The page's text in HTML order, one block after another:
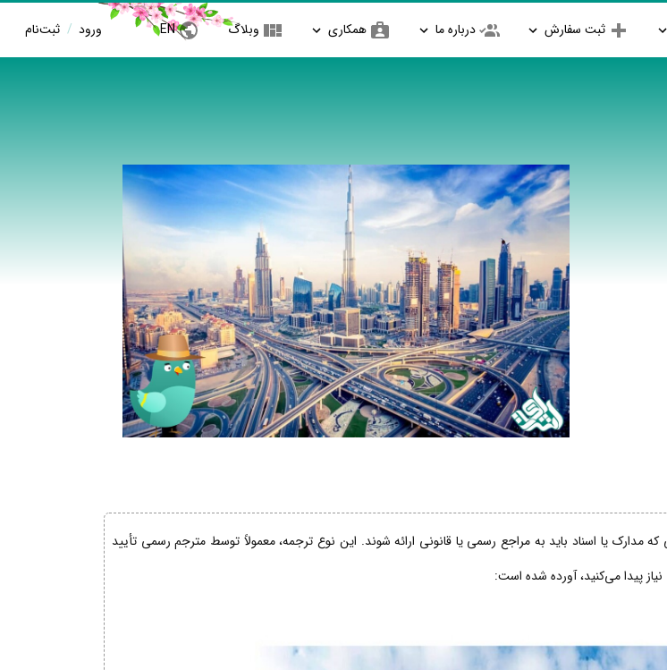
ثبت سفارش درباره ما همکاری وبلاگ EN ورود / ثبت‌نام
مدارک یا اسناد باید به مراجع رسمی یا قانونی ارائه شوند. این نوع ترجمه، معمولاً توسط مترجم رسمی تأیید
پیدا می‌کنید، آورده شده است: